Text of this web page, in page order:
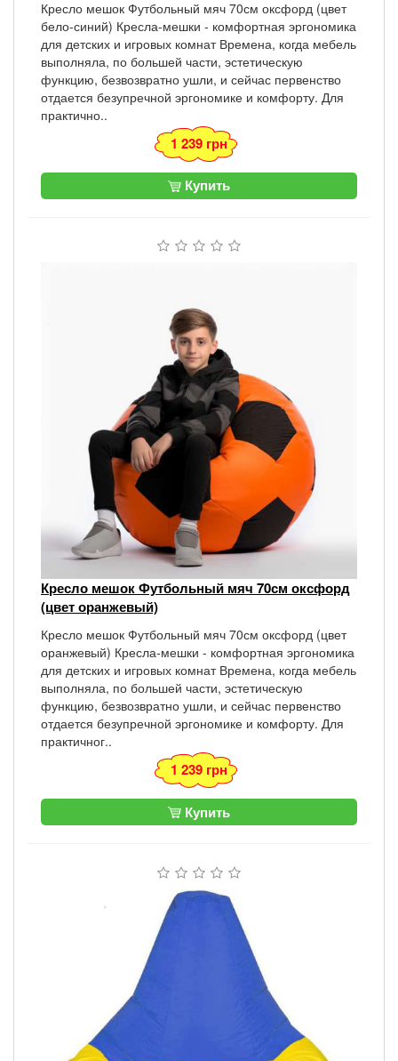
Кресло мешок Футбольный мяч 70см оксфорд (цвет
бело-синий) Кресла-мешки - комфортная эргономика
для детских и игровых комнат Времена, когда мебель
выполняла, по большей части, эстетическую
функцию, безвозвратно ушли, и сейчас первенство
отдается безупречной эргономике и комфорту. Для
практично..
1 239 грн
Купить
Кресло мешок Футбольный мяч 70см оксфорд
(цвет оранжевый)
Кресло мешок Футбольный мяч 70см оксфорд (цвет
оранжевый) Кресла-мешки - комфортная эргономика
для детских и игровых комнат Времена, когда мебель
выполняла, по большей части, эстетическую
функцию, безвозвратно ушли, и сейчас первенство
отдается безупречной эргономике и комфорту. Для
практичног..
1 239 грн
Купить